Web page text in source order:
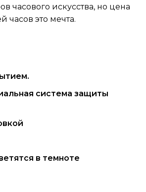
часового искусства, но цена
часов это мечта.
система защиты
в темноте